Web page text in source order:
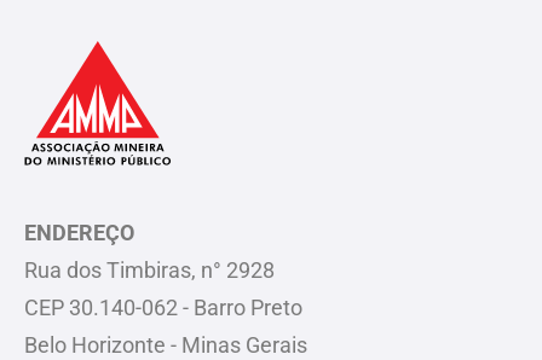
ENDEREÇO
Rua dos Timbiras, n° 2928
CEP 30.140-062 - Barro Preto
Belo Horizonte - Minas Gerais